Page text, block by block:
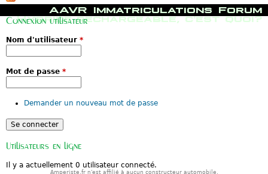
o
r
d
u
i
o
n
E
e
g
i
M
e
p
Forum
Immatriculations
AAVR
Hybride rechargeable, c'est quoi?
Connexion utilisateur
Nom d'utilisateur *
Mot de passe *
Demander un nouveau mot de passe
Utilisateurs en ligne
Il y a actuellement 0 utilisateur connecté.
Amperiste.fr n'est affilié à aucun constructeur automobile.